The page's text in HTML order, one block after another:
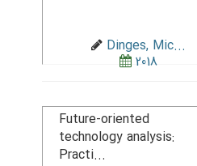
Dinges, Mic...
2018
Future-oriented
technology analysis:
Practi...